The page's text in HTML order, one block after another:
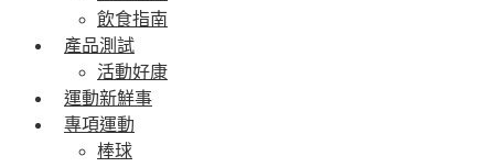
飲食指南
產品測試
活動好康
運動新鮮事
專項運動
棒球